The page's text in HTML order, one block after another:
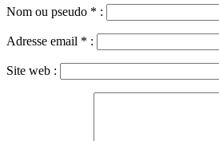
Nom ou pseudo * :
Adresse email * :
Site web :